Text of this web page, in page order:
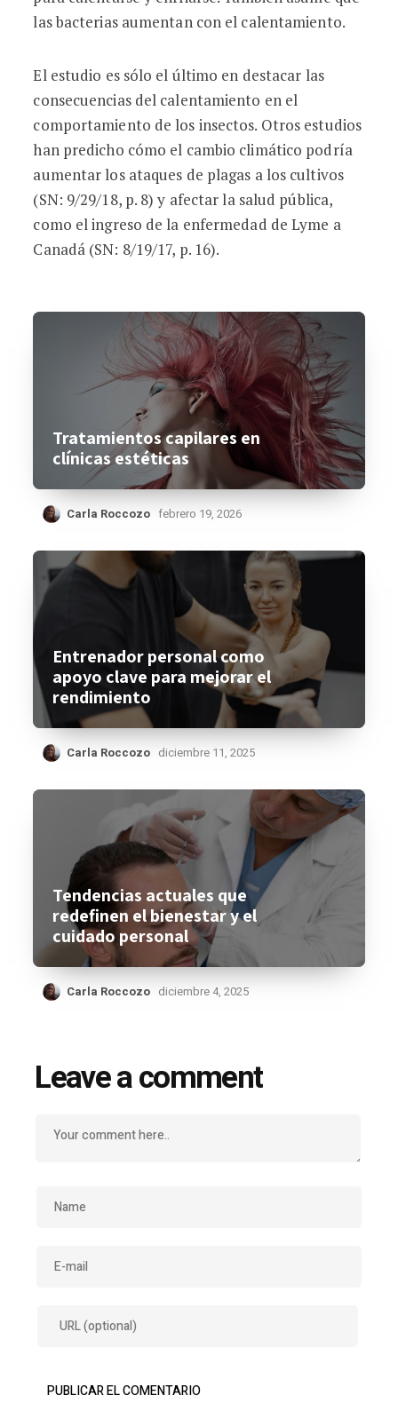
las bacterias aumentan con el calentamiento.
El estudio es sólo el último en destacar las
consecuencias del calentamiento en el
comportamiento de los insectos. Otros estudios
han predicho cómo el cambio climático podría
aumentar los ataques de plagas a los cultivos
(SN: 9/29/18, p. 8) y afectar la salud pública,
como el ingreso de la enfermedad de Lyme a
Canadá (SN: 8/19/17, p. 16).
Tratamientos capilares en
clínicas estéticas
Carla Roccozo febrero 19, 2026
Entrenador personal como
apoyo clave para mejorar el
rendimiento
Carla Roccozo diciembre 11, 2025
Tendencias actuales que
redefinen el bienestar y el
cuidado personal
Carla Roccozo diciembre 4, 2025
Leave a comment